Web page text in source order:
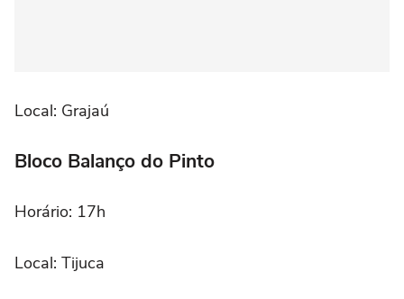
Local: Grajaú
Bloco Balanço do Pinto
Horário: 17h
Local: Tijuca